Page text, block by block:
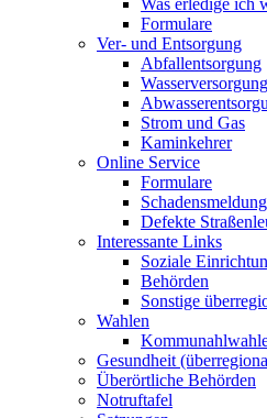
Was erledige ich
Formulare
Ver- und Entsorgung
Abfallentsorgung
Wasserversorgung
Strom und Gas
Kaminkehrer
Online Service
Formulare
Defekte
Interessante Links
Soziale
Behörden
Sonstige
Wahlen
Gesundheit
Überörtliche Behörden
Notruftafel